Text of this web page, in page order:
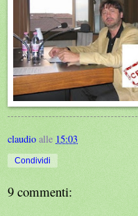
claudio alle 15:03
Condividi
9 commenti: